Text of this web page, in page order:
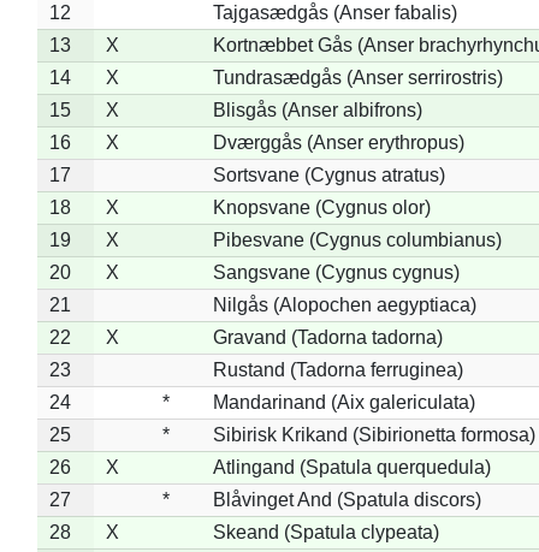
12
Tajgasædgås (Anser fabalis)
13
X
Kortnæbbet Gås (Anser
14
X
Tundrasædgås (Anser serrirostris)
15
X
Blisgås (Anser albifrons)
16
X
Dværggås (Anser erythropus)
17
Sortsvane (Cygnus atratus)
18
X
Knopsvane (Cygnus olor)
19
X
Pibesvane (Cygnus columbianus)
20
X
Sangsvane (Cygnus cygnus)
21
Nilgås (Alopochen aegyptiaca)
22
X
Gravand (Tadorna tadorna)
23
Rustand (Tadorna ferruginea)
24
*
Mandarinand (Aix galericulata)
25
*
Sibirisk Krikand (Sibirionetta formosa)
26
X
Atlingand (Spatula querquedula)
27
*
Blåvinget And (Spatula discors)
28
X
Skeand (Spatula clypeata)